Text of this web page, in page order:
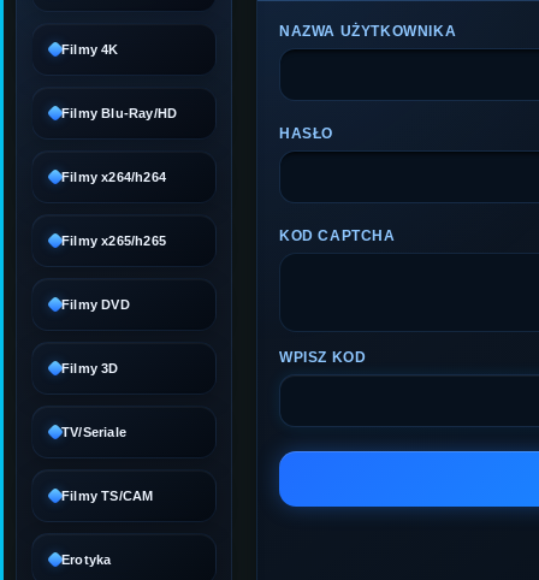
Filmy 4K
Filmy Blu-Ray/HD
Filmy x264/h264
Filmy x265/h265
Filmy DVD
Filmy 3D
TV/Seriale
Filmy TS/CAM
Erotyka
NAZWA UŻYTKOWNIKA
HASŁO
KOD CAPTCHA
WPISZ KOD